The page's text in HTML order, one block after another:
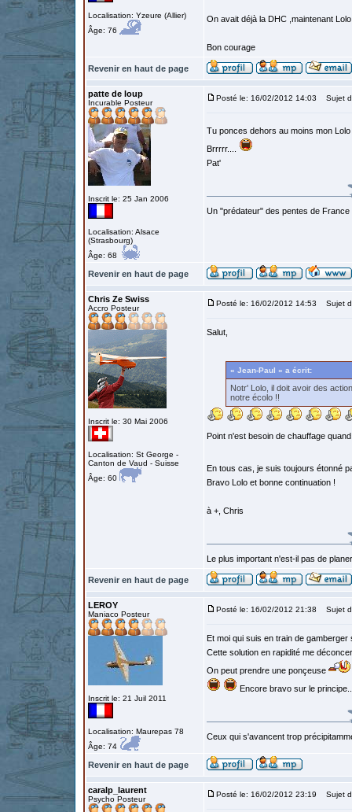
Localisation: Yzeure (Allier)
Âge: 76
On avait déjà la DHC ,maintenant
Bon courage
Revenir en haut de page
patte de loup
Incurable Posteur
Inscrit le: 25 Jan 2006
Localisation: Alsace
(Strasbourg)
Âge: 68
Posté le: 16/02/2012 14:03 Sujet
Tu ponces dehors au moins mon Lolo
Brrrrr....
Pat'
Un "prédateur" des pentes de
Revenir en haut de page
Chris Ze Swiss
Accro Posteur
Inscrit le: 30 Mai 2006
Localisation: St George -
Canton de Vaud - Suisse
Âge: 60
Posté le: 16/02/2012 14:53 Sujet
Salut,
« Jean-Paul » a écrit:
Notr' Lolo, il doit avoir des
notre écolo !!
Point n'est besoin de chauffage
En tous cas, je suis toujours étonné
Bravo Lolo et bonne continuation !
à +, Chris
Le plus important n'est-il pas de
Revenir en haut de page
LEROY
Maniaco Posteur
Inscrit le: 21 Juil 2011
Localisation: Maurepas 78
Âge: 74
Posté le: 16/02/2012 21:38 Sujet
Et moi qui suis en train de
Cette solution en rapidité me
On peut prendre une ponçeuse
Encore bravo sur le principe..
Ceux qui s'avancent trop
Revenir en haut de page
caralp_laurent
Psycho Posteur
Posté le: 16/02/2012 23:19 Sujet